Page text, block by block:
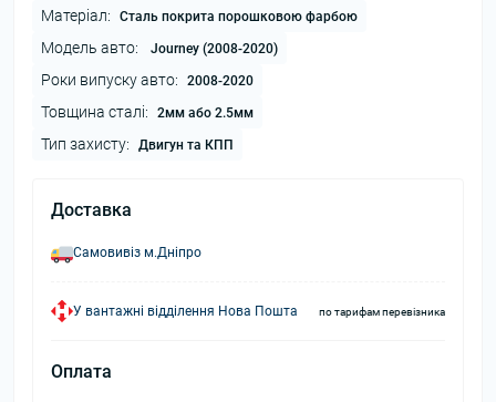
Матеріал: Сталь покрита порошковою фарбою
Модель авто: Journey (2008-2020)
Роки випуску авто: 2008-2020
Товщина сталі: 2мм або 2.5мм
Тип захисту: Двигун та КПП
Доставка
Самовивіз м.Дніпро
У вантажні відділення Нова Пошта по тарифам перевізника
Оплата